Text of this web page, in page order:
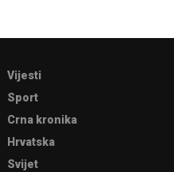
Vijesti
Sport
Crna kronika
Hrvatska
Svijet